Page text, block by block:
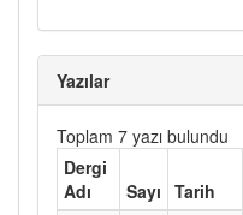
Yazılar
Toplam 7 yazı bulundu
Dergi
Adı
Sayı Tarih